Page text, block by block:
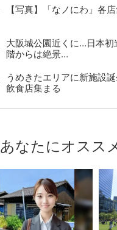
【写真】「なノにわ」各
大阪城公園近くに…日本初
階からは絶景…
うめきたエリアに新施設
飲食店集まる
あなたにオスス